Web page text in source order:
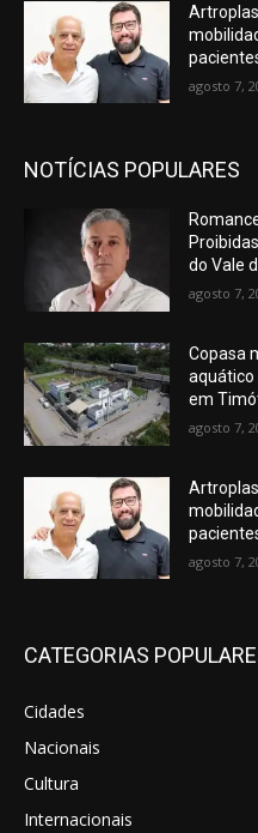
agosto 7,
NOTÍCIAS POPULARES
do Vale
agosto 7,
Copasa
em
agosto 7,
agosto 7,
CATEGORIAS
Cidades
Nacionais
Cultura
Internacionais